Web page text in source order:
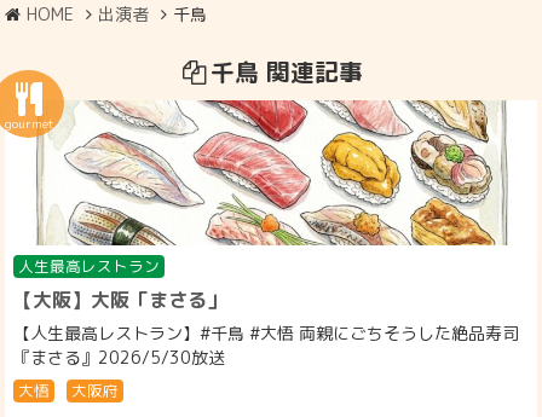
HOME 出演者 千鳥
千鳥 関連記事
人生最高レストラン
【大阪】大阪「まさる」
【人生最高レストラン】#千鳥 #大悟 両親にごちそうした絶品寿司
『まさる』2026/5/30放送
大悟 大阪府